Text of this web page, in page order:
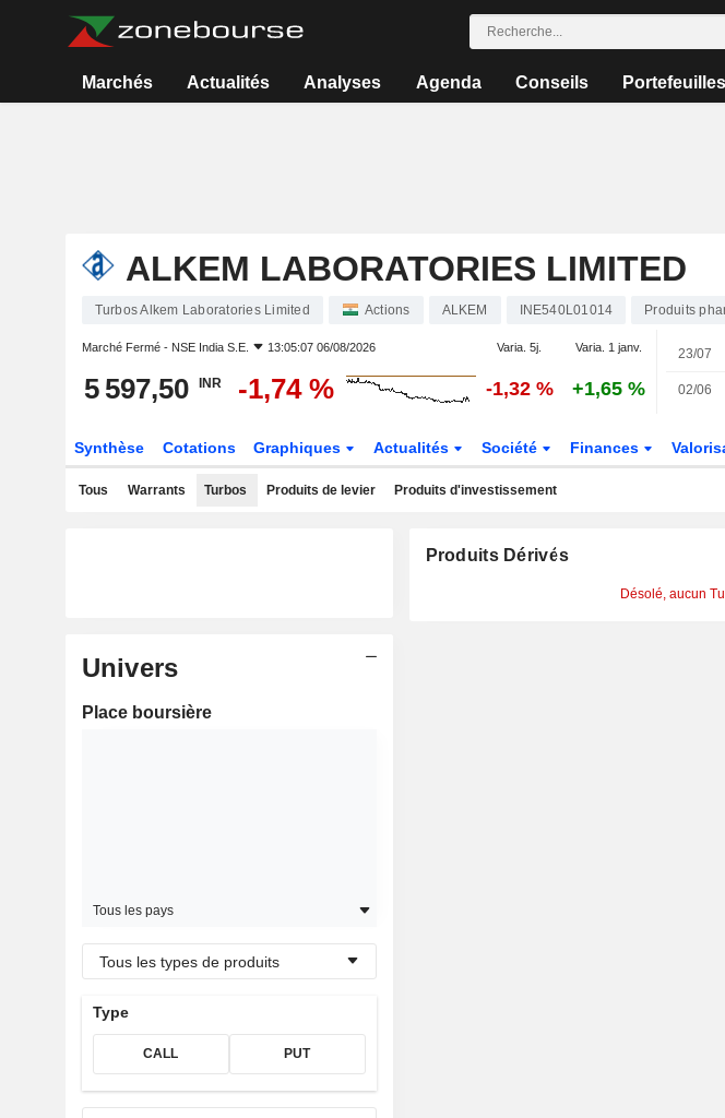
Marchés Actualités Analyses Agenda Conseils Portefeuilles
ALKEM LABORATORIES LIMITED
Turbos Alkem Laboratories Limited Actions ALKEM INE540L01014 Produits
Marché Fermé - NSE India S.E. 13:05:07 06/08/2026 Varia. 5j. Varia. 1 janv.
5 597,50 INR -1,74 % -1,32 % +1,65 %
23/07
02/06
Synthèse Cotations Graphiques Actualités Société Finances
Tous Warrants Turbos Produits de levier Produits d'investissement
Univers
Place boursière
Tous les pays
Tous les types de produits
Type
CALL PUT
Produits Dérivés
Désolé, aucun